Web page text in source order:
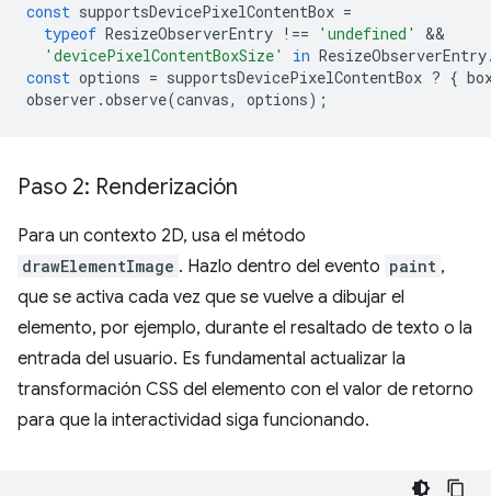
const supportsDevicePixelContentBox =
typeof ResizeObserverEntry !== 'undefined'
'devicePixelContentBoxSize'
in ResizeObserverEntry
const options = supportsDevicePixelContentBox ? {
observer .observe(canvas, options);
Paso 2: Renderización
Para un contexto 2D, usa el método
drawElementImage . Hazlo dentro del evento paint ,
que se activa cada vez que se vuelve a dibujar el
elemento, por ejemplo, durante el resaltado de texto o la
entrada del usuario. Es fundamental actualizar la
transformación CSS del elemento con el valor de retorno
para que la interactividad siga funcionando.